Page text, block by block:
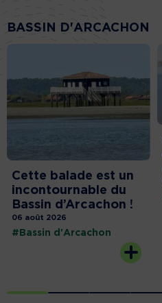
BASSIN D'ARCACHON
Cette balade est un
incontournable du
Bassin d’Arcachon !
06 août 2026
#Bassin d'Arcachon